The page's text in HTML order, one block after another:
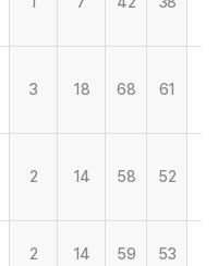
3 18 68 61
2 14 58 52
2 14 59 53